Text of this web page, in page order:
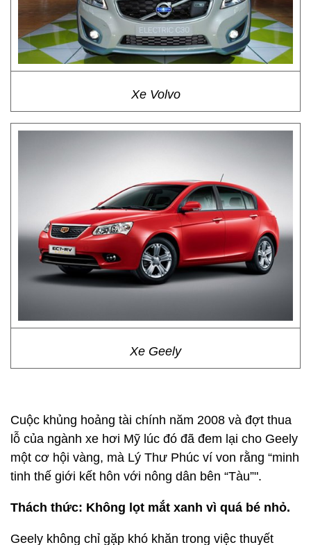
Xe Volvo
Xe Geely
Cuộc khủng hoảng tài chính năm 2008 và đợt thua
lỗ của ngành xe hơi Mỹ lúc đó đã đem lại cho Geely
một cơ hội vàng, mà Lý Thư Phúc ví von rằng “minh
tinh thế giới kết hôn với nông dân bên “Tàu”".
Thách thức: Không lọt mắt xanh vì quá bé nhỏ.
Geely không chỉ gặp khó khăn trong việc thuyết